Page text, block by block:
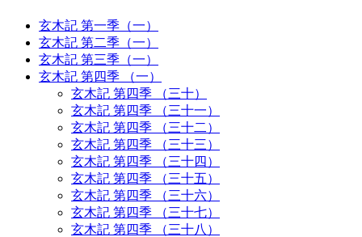
玄木記 第一季（一）
玄木記 第二季（一）
玄木記 第三季（一）
玄木記 第四季 （一）
玄木記 第四季 （三十）
玄木記 第四季 （三十一）
玄木記 第四季 （三十二）
玄木記 第四季 （三十三）
玄木記 第四季 （三十四）
玄木記 第四季 （三十五）
玄木記 第四季 （三十六）
玄木記 第四季 （三十七）
玄木記 第四季 （三十八）